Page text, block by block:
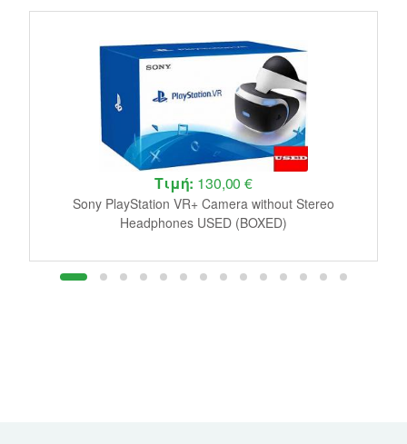
Τιμή: 130,00 €
Sony PlayStation VR+ Camera without Stereo
Headphones USED (BOXED)